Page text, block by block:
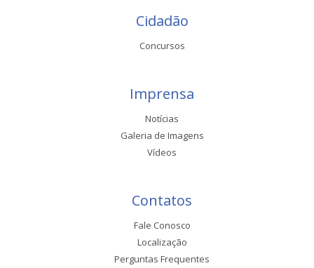
Cidadão
Concursos
Imprensa
Notícias
Galeria de Imagens
Vídeos
Contatos
Fale Conosco
Localização
Perguntas Frequentes